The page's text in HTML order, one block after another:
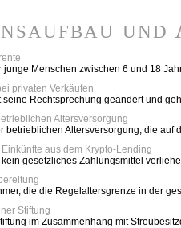
junge Menschen zwischen 6 und 18
privaten Verkäufen
seine Rechtsprechung geändert und
Altersversorgung
betrieblichen Altersversorgung, die
aus dem Krypto-Lending
gesetzliches Zahlungsmittel
die die Regelaltersgrenze in der
Stiftung
im Zusammenhang mit